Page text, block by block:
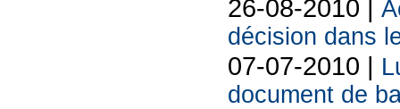
26-08-2010 |
décision dans
07-07-2010 |
document de